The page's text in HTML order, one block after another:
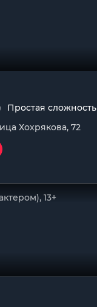
Простая сложность
Хохрякова, 72
13+